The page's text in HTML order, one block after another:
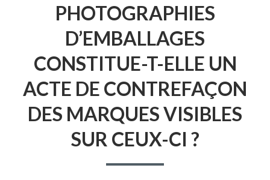
PHOTOGRAPHIES
D’EMBALLAGES
CONSTITUE-T-ELLE UN
ACTE DE CONTREFAÇON
DES MARQUES VISIBLES
SUR CEUX-CI ?